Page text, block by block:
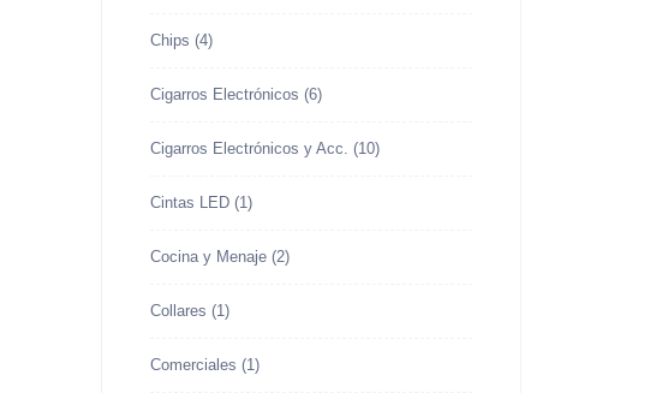
Chips (4)
Cigarros Electrónicos (6)
Cigarros Electrónicos y Acc. (10)
Cintas LED (1)
Cocina y Menaje (2)
Collares (1)
Comerciales (1)